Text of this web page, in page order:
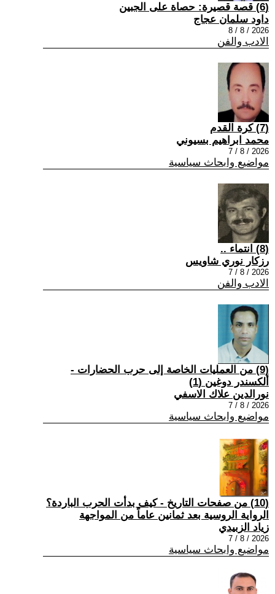
(6) قصة قصيرة: حصاة على الجبين
داود سلمان عجاج
2026 / 8 / 8
الادب والفن
(7) كرة القدم
محمد ابراهيم بسيوني
2026 / 8 / 7
مواضيع وابحاث سياسية
(8) انتماء ..
رزكار نوري شاويس
2026 / 8 / 7
الادب والفن
(9) من العمليات الخاصة إلى حرب الحضارات -
ألكسندر دوغين (1)
نورالدين علاك الاسفي
2026 / 8 / 7
مواضيع وابحاث سياسية
(10) من صفحات التاريخ - كيف بدأت الحرب الباردة؟
الرواية الروسية بعد ثمانين عاماً من المواجهة
زياد الزبيدي
2026 / 8 / 7
مواضيع وابحاث سياسية